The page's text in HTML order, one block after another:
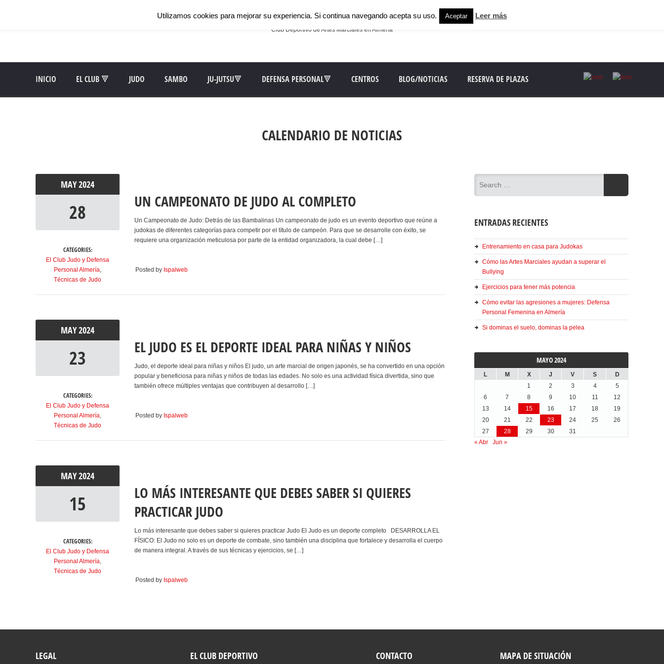
Club Deportivo de Artes Marciales en Almería
INICIO EL CLUB 🔻 JUDO SAMBO JU-JUTSU🔻 DEFENSA PERSONAL🔻 CENTROS BLOG/NOTICIAS RESERVA DE PLAZAS
CALENDARIO DE NOTICIAS
MAY2024
28
CATEGORIES:
El Club Judo y Defensa
Personal Almería,
Técnicas de Judo
UN CAMPEONATO DE JUDO AL COMPLETO
Un Campeonato de Judo: Detrás de las Bambalinas Un campeonato de judo es un evento deportivo que reúne a
judokas de diferentes categorías para competir por el título de campeón. Para que se desarrolle con éxito, se
requiere una organización meticulosa por parte de la entidad organizadora, la cual debe […]
Posted by Ispalweb
MAY2024
23
CATEGORIES:
El Club Judo y Defensa
Personal Almería,
Técnicas de Judo
EL JUDO ES EL DEPORTE IDEAL PARA NIÑAS Y NIÑOS
Judo, el deporte ideal para niñas y niños El judo, un arte marcial de origen japonés, se ha convertido en una opción
popular y beneficiosa para niñas y niños de todas las edades. No solo es una actividad física divertida, sino que
también ofrece múltiples ventajas que contribuyen al desarrollo […]
Posted by Ispalweb
MAY2024
15
CATEGORIES:
El Club Judo y Defensa
Personal Almería,
Técnicas de Judo
LO MÁS INTERESANTE QUE DEBES SABER SI QUIERES
PRACTICAR JUDO
Lo más interesante que debes saber si quieres practicar Judo El Judo es un deporte completo DESARROLLA EL
FÍSICO: El Judo no solo es un deporte de combate, sino también una disciplina que fortalece y desarrolla el cuerpo
de manera integral. A través de sus técnicas y ejercicios, se […]
Posted by Ispalweb
ENTRADAS RECIENTES
Entrenamiento en casa para Judokas
Cómo las Artes Marciales ayudan a superar el
Bullying
Ejercicios para tener más potencia
Cómo evitar las agresiones a mujeres: Defensa
Personal Femenina en Almería
Si dominas el suelo, dominas la pelea
MAYO 2024
L M X J V S
D
1
2 3 4
5
6
7 8 9 10 11
12
13
14 15 16 17 18
19
20
21 22 23 24 25
26
27
28 29 30
31
« Abr
Jun »
LEGAL EL CLUB DEPORTIVO CONTACTO MAPA DE SITUACIÓN
Utilizamos cookies para mejorar su experiencia. Si continua navegando acepta su uso. Aceptar Leer más